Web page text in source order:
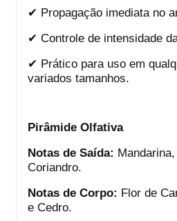
✔ Propagação imediata no
✔ Controle de intensidade
✔ Prático para uso em
variados tamanhos.
Pirâmide Olfativa
Notas de Saída:
Coriandro.
Notas de Corpo: Flor de
e Cedro.